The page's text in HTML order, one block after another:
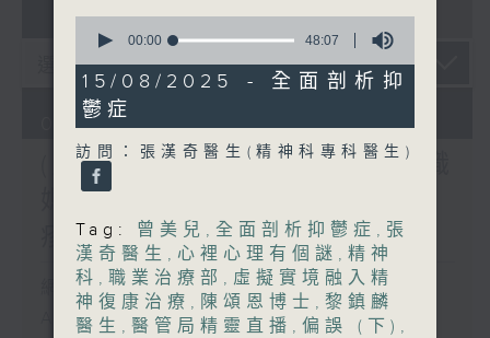
07 - 08 2026
07/08/2026
(主持：方健儀、潘蔚林) 雙職
媽媽的母乳歷程 / 結節性癢
疹 / 長者情緒健康
網上直播完畢稍後提供節目重溫。
Archive will be available after
seconds
48
minutes,
7
seconds
00:00 48:07
15/08/2025 - 全面剖析抑
鬱症
訪問：張漢奇醫生(精神科專科醫生)
Tag: 曾美兒 , 全面剖析抑鬱症 , 張
漢奇醫生 , 心裡心理有個謎 , 精神
科 , 職業治療部 , 虛擬實境融入精
神復康治療 , 陳頌恩博士 , 黎鎮麟
醫生 , 醫管局精靈直播 , 偏誤 (下) ,